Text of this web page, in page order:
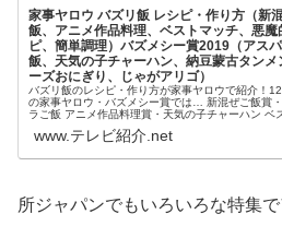
家事ヤロウ バズリ飯 レシピ・作り方（新
飯、アニメ作品料理、ベストマッチ、悪魔
ピ、簡単調理）バズメシー賞2019（アス
飯、天気の子チャーハン、納豆蒙古タンメ
ーズおにぎり、じゃがアリゴ）
バズリ飯のレシピ・作り方が家事ヤロウで紹介！
の家事ヤロウ・バズメシー賞では… 新混ぜご飯賞
ラご飯 アニメ作品料理賞・天気の子チャーハン ベ
にぎり 簡単調理賞・...
www.テレビ紹介.net
所ジャパンでもいろいろな特集